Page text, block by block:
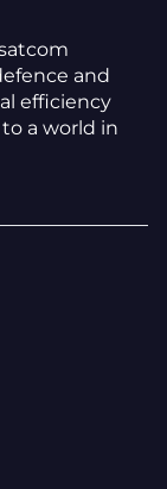
and
efficiency
a world in